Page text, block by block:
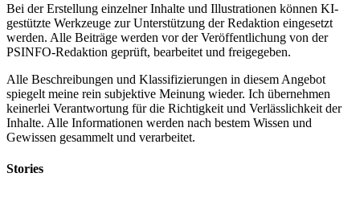
Bei der Erstellung einzelner Inhalte und Illustrationen können KI-
gestützte Werkzeuge zur Unterstützung der Redaktion eingesetzt
werden. Alle Beiträge werden vor der Veröffentlichung von der
PSINFO-Redaktion geprüft, bearbeitet und freigegeben.
Alle Beschreibungen und Klassifizierungen in diesem Angebot
spiegelt meine rein subjektive Meinung wieder. Ich übernehmen
keinerlei Verantwortung für die Richtigkeit und Verlässlichkeit der
Inhalte. Alle Informationen werden nach bestem Wissen und
Gewissen gesammelt und verarbeitet.
Stories